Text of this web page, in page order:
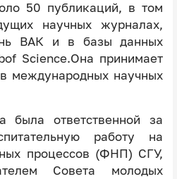
50 публикаций, в том
научных журналах,
ВАК и в базы данных
Science.Она принимает
международных научных
была ответственной за
работу на
процессов (ФНП) СГУ,
Совета молодых